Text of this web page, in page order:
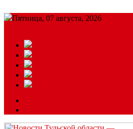
Пятница, 07 августа, 2026